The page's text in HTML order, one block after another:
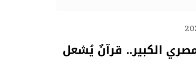
الكبير.. قرآنٌ يُشعل